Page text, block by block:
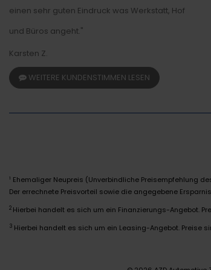
einen sehr guten Eindruck was Werkstatt, Hof
und Büros angeht."
Karsten Z.
WEITERE KUNDENSTIMMEN LESEN
1 Ehemaliger Neupreis (Unverbindliche Preisempfehlung
Der errechnete Preisvorteil sowie die angegebene
2 Hierbei handelt es sich um ein Finanzierungs-Angebot.
3 Hierbei handelt es sich um ein Leasing-Angebot. Preise